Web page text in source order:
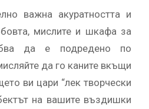
важна акуратността и
мислите и шкафа за
да е подредено по
да го каните вкъщи
ви цари “лек творчески
на вашите въздишки